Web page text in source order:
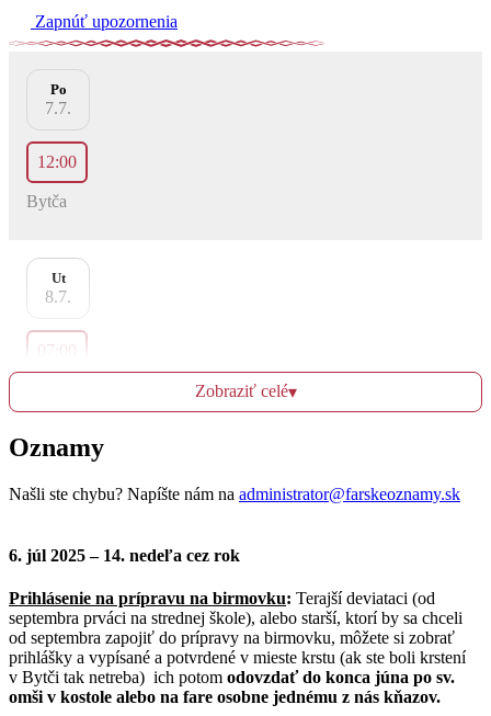
Zapnúť upozornenia
Po
7.7.
12:00
Bytča
Ut
8.7.
07:00
9.7.
Št
10.7.
Zobraziť celé▾
Oznamy
Našli ste chybu? Napíšte nám na administrator@farskeoznamy.sk
6. júl 2025 – 14. nedeľa cez rok
Prihlásenie na prípravu na birmovku: Terajší deviataci (od
septembra prváci na strednej škole), alebo starší, ktorí by sa chceli
od septembra zapojiť do prípravy na birmovku, môžete si zobrať
prihlášky a vypísané a potvrdené v mieste krstu (ak ste boli krstení
v Bytči tak netreba) ich potom odovzdať do konca júna po sv.
omši v kostole alebo na fare osobne jednému z nás kňazov.